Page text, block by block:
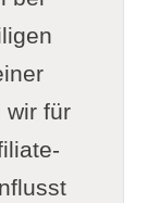
wir für